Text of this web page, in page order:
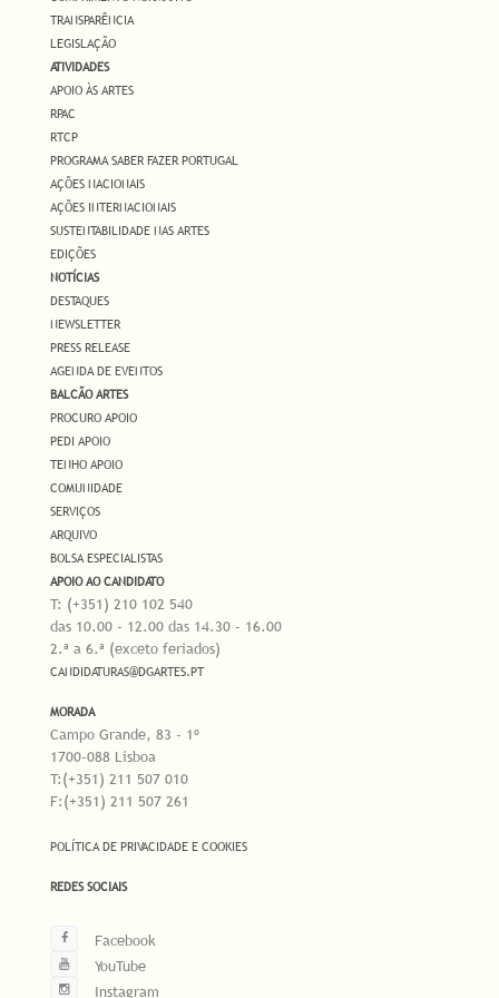
TRANSPARÊNCIA
LEGISLAÇÃO
ATIVIDADES
APOIO ÀS ARTES
RPAC
RTCP
PROGRAMA SABER FAZER PORTUGAL
AÇÕES NACIONAIS
AÇÕES INTERNACIONAIS
SUSTENTABILIDADE NAS ARTES
EDIÇÕES
NOTÍCIAS
DESTAQUES
NEWSLETTER
PRESS RELEASE
AGENDA DE EVENTOS
BALCÃO ARTES
PROCURO APOIO
PEDI APOIO
TENHO APOIO
COMUNIDADE
SERVIÇOS
ARQUIVO
BOLSA ESPECIALISTAS
APOIO AO CANDIDATO
T: (+351) 210 102 540
das 10.00 - 12.00 das 14.30 - 16.00
2.ª a 6.ª (exceto feriados)
CANDIDATURAS@DGARTES.PT
MORADA
Campo Grande, 83 - 1º
1700-088 Lisboa
T:(+351) 211 507 010
F:(+351) 211 507 261
POLÍTICA DE PRIVACIDADE E COOKIES
REDES SOCIAIS
Facebook
YouTube
Instagram